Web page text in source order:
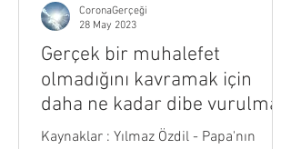
Gerçek bir muhalefet
olmadığını kavramak için
daha ne kadar dibe vurulması
gerekiyor?
Kaynaklar : Yılmaz Özdil - Papa'nın
CoronaGerçeği
28 May 2023